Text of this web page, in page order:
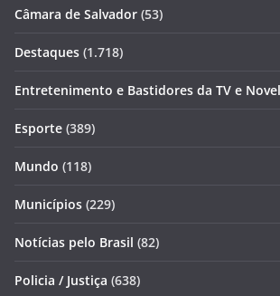
Câmara de Salvador (53)
Destaques (1.718)
Entretenimento e Bastidores da TV e
Esporte (389)
Mundo (118)
Municípios (229)
Notícias pelo Brasil (82)
Policia / Justiça (638)